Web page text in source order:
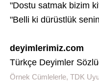
"Dostu satmak bizim
"Belli ki dürüstlük
deyimlerimiz.com
Türkçe Deyimler
Örnek Cümlelerle, TDK